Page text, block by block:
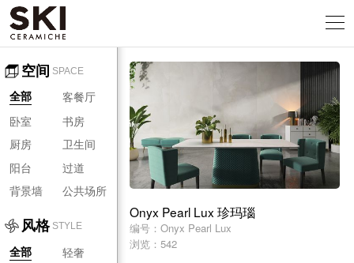
空间 SPACE
全部
客餐厅
卧室
书房
厨房
卫生间
阳台
过道
背景墙
公共场所
风格 STYLE
全部
轻奢
Onyx Pearl Lux 珍玛瑙
编号：Onyx Pearl Lux
浏览：542